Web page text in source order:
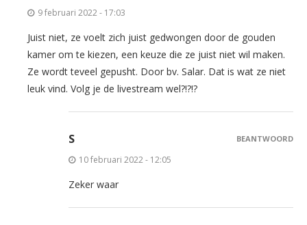
9 februari 2022 - 17:03
Juist niet, ze voelt zich juist gedwongen door de gouden
kamer om te kiezen, een keuze die ze juist niet wil maken.
Ze wordt teveel gepusht. Door bv. Salar. Dat is wat ze niet
leuk vind. Volg je de livestream wel?!?!?
S
10 februari 2022 - 12:05
Zeker waar
BEANTWOORD